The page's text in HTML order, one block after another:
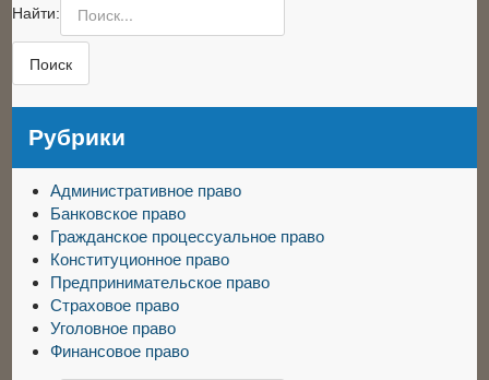
Найти:
Рубрики
Административное право
Банковское право
Гражданское процессуальное право
Конституционное право
Предпринимательское право
Страховое право
Уголовное право
Финансовое право